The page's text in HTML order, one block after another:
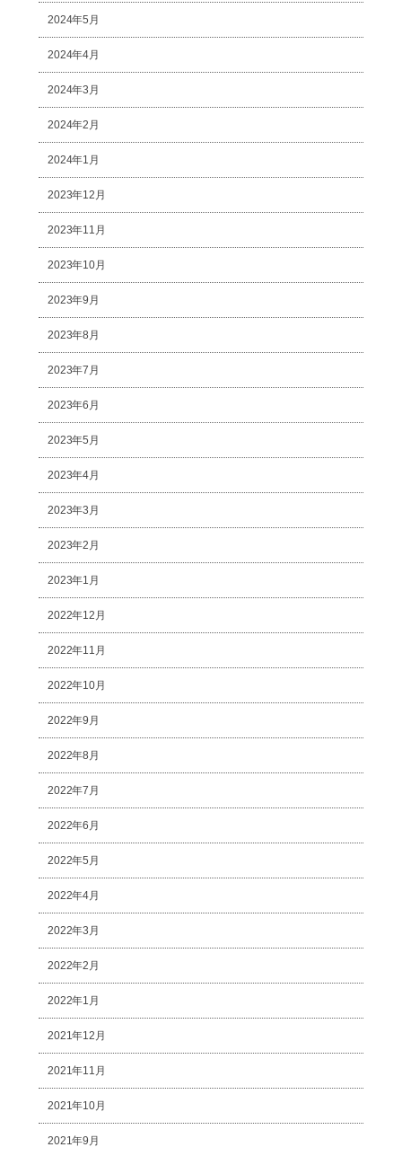
2024年5月
2024年4月
2024年3月
2024年2月
2024年1月
2023年12月
2023年11月
2023年10月
2023年9月
2023年8月
2023年7月
2023年6月
2023年5月
2023年4月
2023年3月
2023年2月
2023年1月
2022年12月
2022年11月
2022年10月
2022年9月
2022年8月
2022年7月
2022年6月
2022年5月
2022年4月
2022年3月
2022年2月
2022年1月
2021年12月
2021年11月
2021年10月
2021年9月